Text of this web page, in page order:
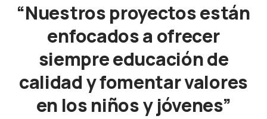
“Nuestros proyectos están
enfocados a ofrecer
siempre educación de
calidad y fomentar valores
en los niños y jóvenes”